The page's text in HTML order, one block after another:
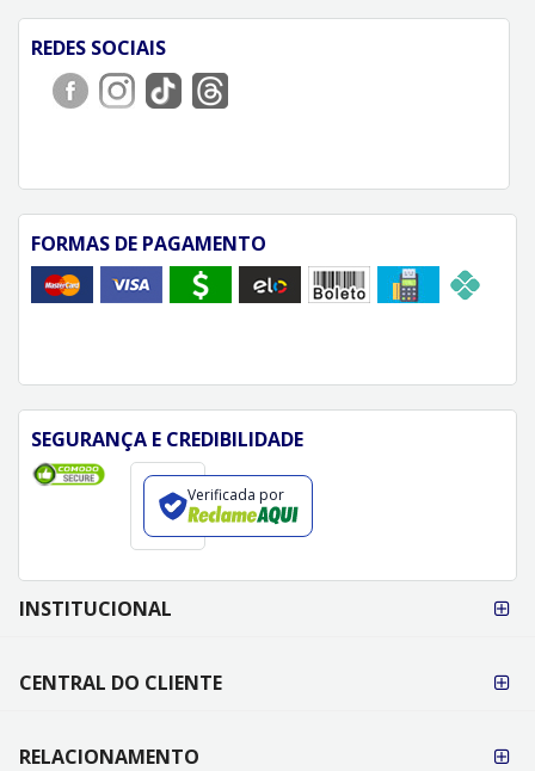
REDES SOCIAIS
FORMAS DE PAGAMENTO
SEGURANÇA E CREDIBILIDADE
Verificada por
FORMAS DE
PAGAMENTO
INSTITUCIONAL
CENTRAL DO CLIENTE
RELACIONAMENTO